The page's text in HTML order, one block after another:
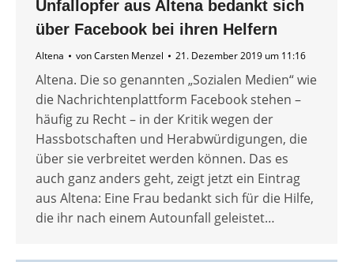
Unfallopfer aus Altena bedankt sich
über Facebook bei ihren Helfern
Altena vonCarsten Menzel 21. Dezember 2019 um 11:16
Altena. Die so genannten „Sozialen Medien“ wie
die Nachrichtenplattform Facebook stehen –
häufig zu Recht – in der Kritik wegen der
Hassbotschaften und Herabwürdigungen, die
über sie verbreitet werden können. Das es
auch ganz anders geht, zeigt jetzt ein Eintrag
aus Altena: Eine Frau bedankt sich für die Hilfe,
die ihr nach einem Autounfall geleistet…